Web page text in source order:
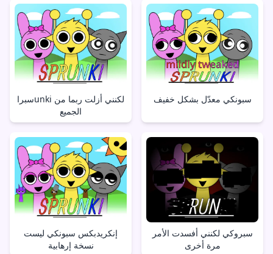
سبراunki لكنني أزلت ربما من
الجميع
سبونكي معدّل بشكل خفيف
إنكريدبكس سبونكي ليست
نسخة إرهابية
سبروكي لكنني أفسدت الأمر
مرة أخرى